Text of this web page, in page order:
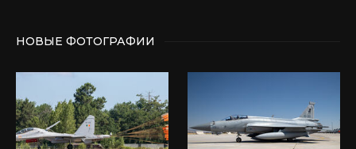
НОВЫЕ ФОТОГРАФИИ